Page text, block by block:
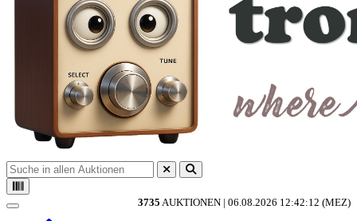
3735 AUKTIONEN | 06.08.2026 12:42:12 (MEZ)
Toggle navigation